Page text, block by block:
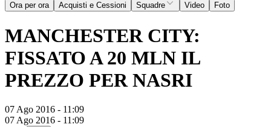
Ora per ora Acquisti e Cessioni Squadre Video Foto
MANCHESTER CITY:
FISSATO A 20 MLN IL
PREZZO PER NASRI
07 Ago 2016 - 11:09
07 Ago 2016 - 11:09